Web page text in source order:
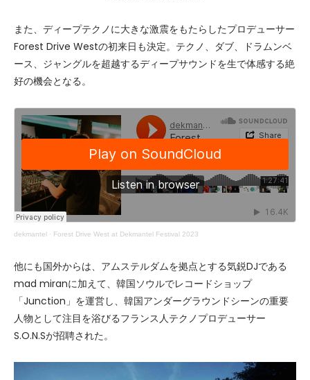
また、ディープテクノに大きな激震をもたらしたプロデューサー
Forest Drive Westの初来日も決定。テクノ、ダブ、ドラムンベ
ース、ジャングルを超越するディープサウンドを生で体感する絶
好の機会となる。
dekmantel · Forest Drive West at Dekmantel Festival 2023
他にも国外からは、アムステルダムを拠点とする気鋭DJである
mad miranに加えて、韓国ソウルでレコードショップ
「Junction」を運営し、韓国アンダーグラウンドシーンの重要
人物として注目を浴びるフランス人テクノプロデューサー
S.O.N.Sが招聘された。